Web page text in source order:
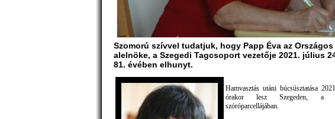
Szomorú szívvel tudatjuk, hogy Papp Éva az
alelnöke, a Szegedi Tagcsoport vezetője 2021. július
81. évében elhunyt.
Hamvasztás utáni búcsúsztatása
órakor lesz Szegeden, a
szóróparcellájában.